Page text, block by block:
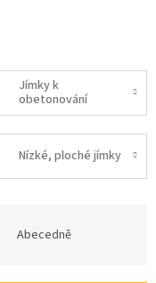
Jímky k
obetonování
Nízké, ploché jímky
Abecedně